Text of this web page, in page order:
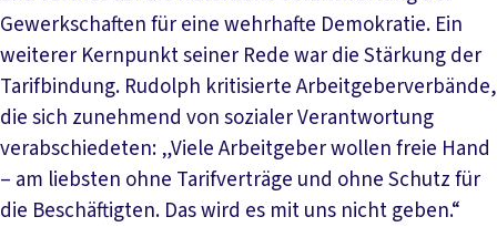
Gewerkschaften für eine wehrhafte Demokratie. Ein
weiterer Kernpunkt seiner Rede war die Stärkung der
Tarifbindung. Rudolph kritisierte Arbeitgeberverbände,
die sich zunehmend von sozialer Verantwortung
verabschiedeten: „Viele Arbeitgeber wollen freie Hand
– am liebsten ohne Tarifverträge und ohne Schutz für
die Beschäftigten. Das wird es mit uns nicht geben.“